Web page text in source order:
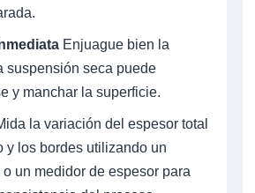
Enjuague bien la
suspensión seca puede
y manchar la superficie.
la variación del espesor total
y los bordes utilizando un
o un medidor de espesor para